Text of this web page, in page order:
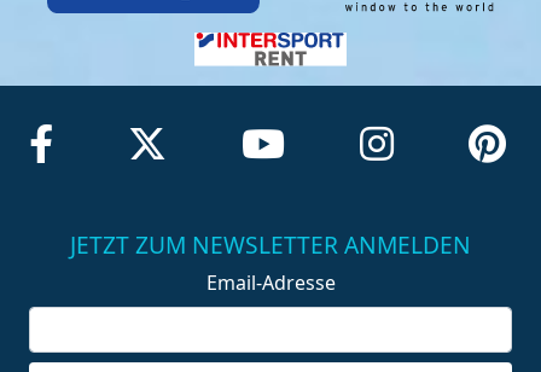
JETZT ZUM NEWSLETTER ANMELDEN
Email-Adresse